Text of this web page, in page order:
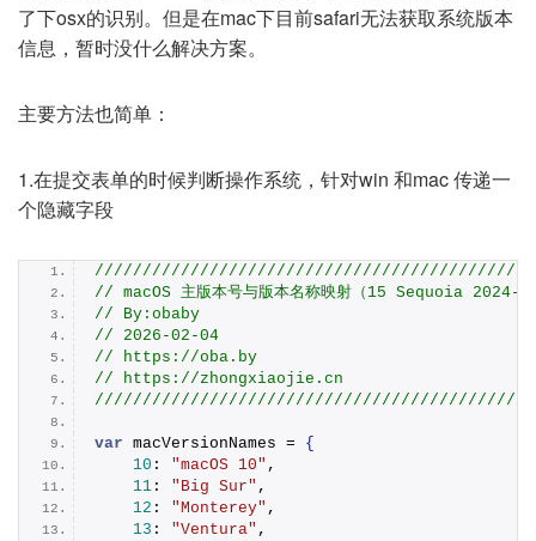
了下osx的识别。但是在mac下目前safari无法获取系统版本
信息，暂时没什么解决方案。
主要方法也简单：
1.在提交表单的时候判断操作系统，针对win 和mac 传递一
个隐藏字段
// macOS 主版本号与版本名称映射（15 Sequoia
// By:obaby
// 2026-02-04
// https://oba.by
// https://zhongxiaojie.cn
var macVersionNames = {
10 : "macOS 10" ,
11 : "Big Sur" ,
12 : "Monterey" ,
13 : "Ventura" ,